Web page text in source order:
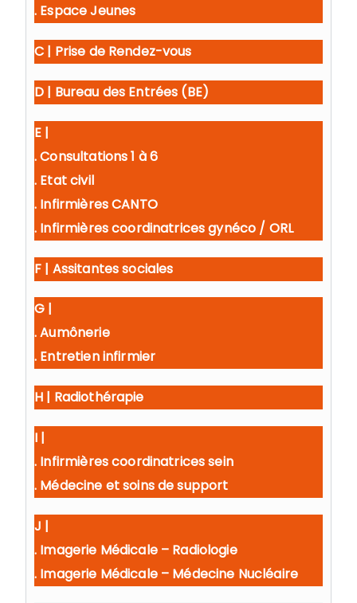
. Espace Jeunes
C | Prise de Rendez-vous
D | Bureau des Entrées (BE)
E |
. Consultations 1 à 6
. Etat civil
. Infirmières CANTO
. Infirmières coordinatrices gynéco / ORL
F | Assitantes sociales
G |
. Aumônerie
. Entretien infirmier
H | Radiothérapie
I |
. Infirmières coordinatrices sein
. Médecine et soins de support
J |
. Imagerie Médicale – Radiologie
. Imagerie Médicale – Médecine Nucléaire